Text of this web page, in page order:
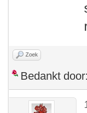
Zoek
Bedankt door: